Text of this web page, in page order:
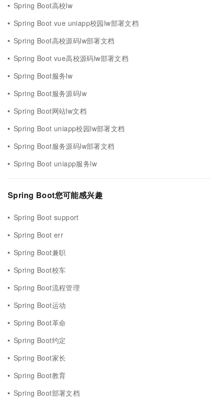
Spring Boot高校lw
Spring Boot vue uniapp校园lw部署文档
Spring Boot高校源码lw部署文档
Spring Boot vue高校源码lw部署文档
Spring Boot服务lw
Spring Boot服务源码lw
Spring Boot网站lw文档
Spring Boot uniapp校园lw部署文档
Spring Boot服务源码lw部署文档
Spring Boot uniapp服务lw
Spring Boot您可能感兴趣
Spring Boot support
Spring Boot err
Spring Boot兼职
Spring Boot校车
Spring Boot流程管理
Spring Boot运动
Spring Boot革命
Spring Boot约定
Spring Boot家长
Spring Boot教育
Spring Boot部署文档